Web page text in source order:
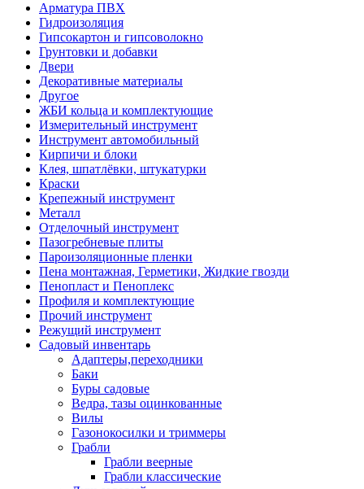
Арматура ПВХ
Гидроизоляция
Гипсокартон и гипсоволокно
Грунтовки и добавки
Двери
Декоративные материалы
Другое
ЖБИ кольца и комплектующие
Измерительный инструмент
Инструмент автомобильный
Кирпичи и блоки
Клея, шпатлёвки, штукатурки
Краски
Крепежный инструмент
Металл
Отделочный инструмент
Пазогребневые плиты
Пароизоляционные пленки
Пена монтажная, Герметики, Жидкие гвозди
Пенопласт и Пеноплекс
Профиля и комплектующие
Прочий инструмент
Режущий инструмент
Садовый инвентарь
Адаптеры,переходники
Баки
Буры садовые
Ведра, тазы оцинкованные
Вилы
Газонокосилки и триммеры
Грабли
Грабли веерные
Грабли классические